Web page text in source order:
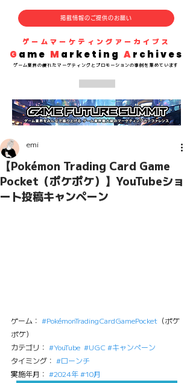
G ame M arketing Archives
​ゲーム業界の優れた マーケティングとプロモーションの事例を集めています
掲載情報のご提供のお願い
​ゲームマーケティングアーカイブス
【Pokémon Trading Card Game
Pocket（ポケポケ）】YouTubeショ
ート投稿キャンペーン
emi
ゲーム： #PokémonTradingCardGamePocket （ポケ
ポケ）
カテゴリ： #YouTube #UGC #キャンペーン
タイミング： #ローンチ
実施年月： #2024年#10月